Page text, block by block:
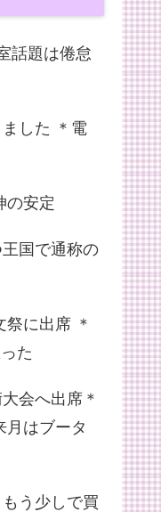
話題は倦怠
した ＊電
の安定
国で通称の
に出席 ＊
た
会へ出席＊
月はブータ
う少しで買